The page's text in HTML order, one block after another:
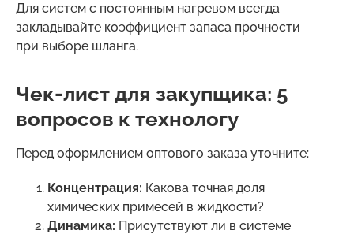
Для систем с постоянным нагревом всегда
закладывайте коэффициент запаса прочности
при выборе шланга.
Чек-лист для закупщика: 5
вопросов к технологу
Перед оформлением оптового заказа уточните:
Концентрация: Какова точная доля
химических примесей в жидкости?
Динамика: Присутствуют ли в системе